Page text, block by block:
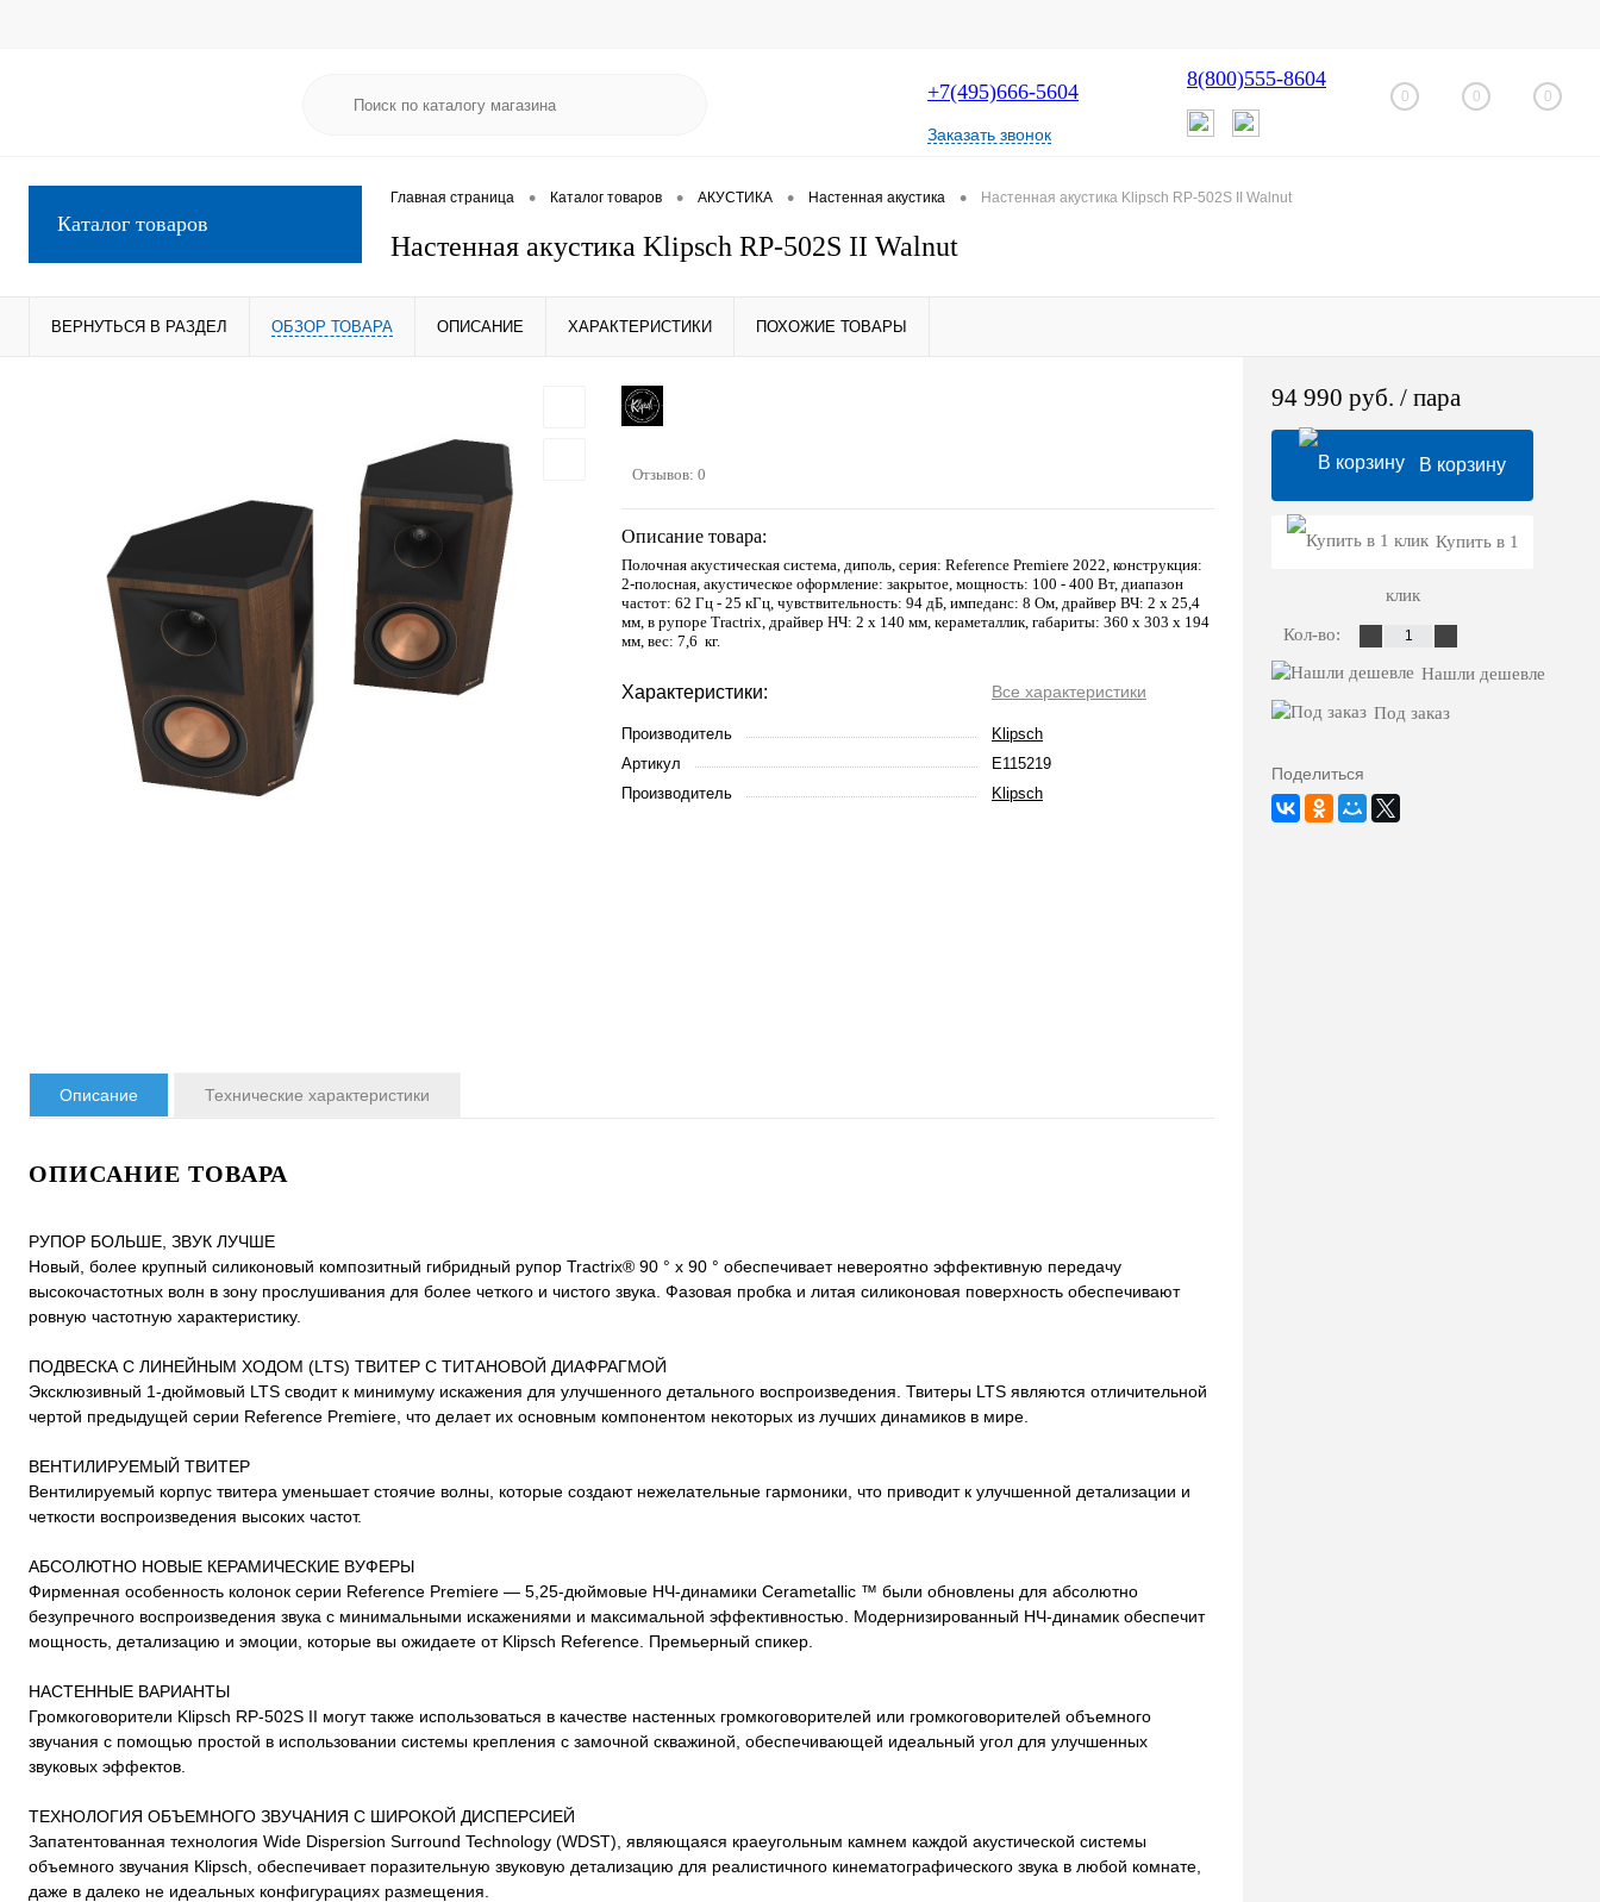
+7(495)666-5604
Заказать звонок
8(800)555-8604
0 0 0
Каталог товаров
Главная страница • Каталог товаров • АКУСТИКА • Настенная акустика • Настенная акустика Klipsch RP-502S II Walnut
Настенная акустика Klipsch RP-502S II Walnut
ВЕРНУТЬСЯ В РАЗДЕЛ ОБЗОР ТОВАРА ОПИСАНИЕ ХАРАКТЕРИСТИКИ ПОХОЖИЕ ТОВАРЫ
Отзывов: 0
Описание товара:
Полочная акустическая система, диполь, серия: Reference Premiere 2022, конструкция:
2-полосная, акустическое оформление: закрытое, мощность: 100 - 400 Вт, диапазон
частот: 62 Гц - 25 кГц, чувствительность: 94 дБ, импеданс: 8 Ом, драйвер ВЧ: 2 х 25,4
мм, в рупоре Tractrix, драйвер НЧ: 2 х 140 мм, кераметаллик, габариты: 360 х 303 х 194
мм, вес: 7,6 кг.
Характеристики: Все характеристики
Производитель
Klipsch
Артикул
E115219
Производитель
Klipsch
Описание Технические характеристики
ОПИСАНИЕ ТОВАРА
PУПОP БОЛЬШЕ, ЗВУК ЛУЧШЕ
Новый, более крупный силиконовый композитный гибридный рупор Tractrix® 90 ° x 90 ° обеспечивает невероятно эффективную передачу
высокочастотных волн в зону прослушивания для более четкого и чистого звука. Фазовая пробка и литая силиконовая поверхность обеспечивают
ровную частотную характеристику.
ПОДВЕСКА С ЛИНЕЙНЫМ ХОДОМ (LTS) ТВИТЕР С ТИТАНОВОЙ ДИАФРАГМОЙ
Эксклюзивный 1-дюймовый LTS сводит к минимуму искажения для улучшенного детального воспроизведения. Твитеры LTS являются отличительной
чертой предыдущей серии Reference Premiere, что делает их основным компонентом некоторых из лучших динамиков в мире.
ВЕНТИЛИРУЕМЫЙ ТВИТЕР
Вентилируемый корпус твитера уменьшает стоячие волны, которые создают нежелательные гармоники, что приводит к улучшенной детализации и
четкости воспроизведения высоких частот.
АБСОЛЮТНО НОВЫЕ КЕРАМИЧЕСКИЕ ВУФЕРЫ
Фирменная особенность колонок серии Reference Premiere — 5,25-дюймовые НЧ-динамики Cerametallic ™ были обновлены для абсолютно
безупречного воспроизведения звука с минимальными искажениями и максимальной эффективностью. Модернизированный НЧ-динамик обеспечит
мощность, детализацию и эмоции, которые вы ожидаете от Klipsch Reference. Премьерный спикер.
НАСТЕННЫЕ ВАРИАНТЫ
Громкоговорители Klipsch RP-502S II могут также использоваться в качестве настенных громкоговорителей или громкоговорителей объемного
звучания с помощью простой в использовании системы крепления с замочной скважиной, обеспечивающей идеальный угол для улучшенных
звуковых эффектов.
ТЕХНОЛОГИЯ ОБЪЕМНОГО ЗВУЧАНИЯ С ШИРОКОЙ ДИСПЕРСИЕЙ
Запатентованная технология Wide Dispersion Surround Technology (WDST), являющаяся краеугольным камнем каждой акустической системы
объемного звучания Klipsch, обеспечивает поразительную звуковую детализацию для реалистичного кинематографического звука в любой комнате,
даже в далеко не идеальных конфигурациях размещения.
94 990 руб. / пара
В корзину
Купить в 1
клик
Кол-во:
Нашли дешевле
Под заказ
Поделиться